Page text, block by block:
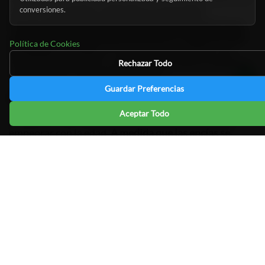
de vida.Un estudio realizado en el Hospital
Universitario de Uppsala en Finlandia encontró que
un infarto o un ictus. Es importante mantener una
buena higiene bucal y visitar regularmente al dentista
para prevenir la pérdida de dientes.
Sensibilidad Dental
La sensibilidad dental es otro problema que puede
empeorar con la edad.A medida que las encías se
conversiones.
Política de Cookies
Rechazar Todo
Guardar Preferencias
Aceptar Todo